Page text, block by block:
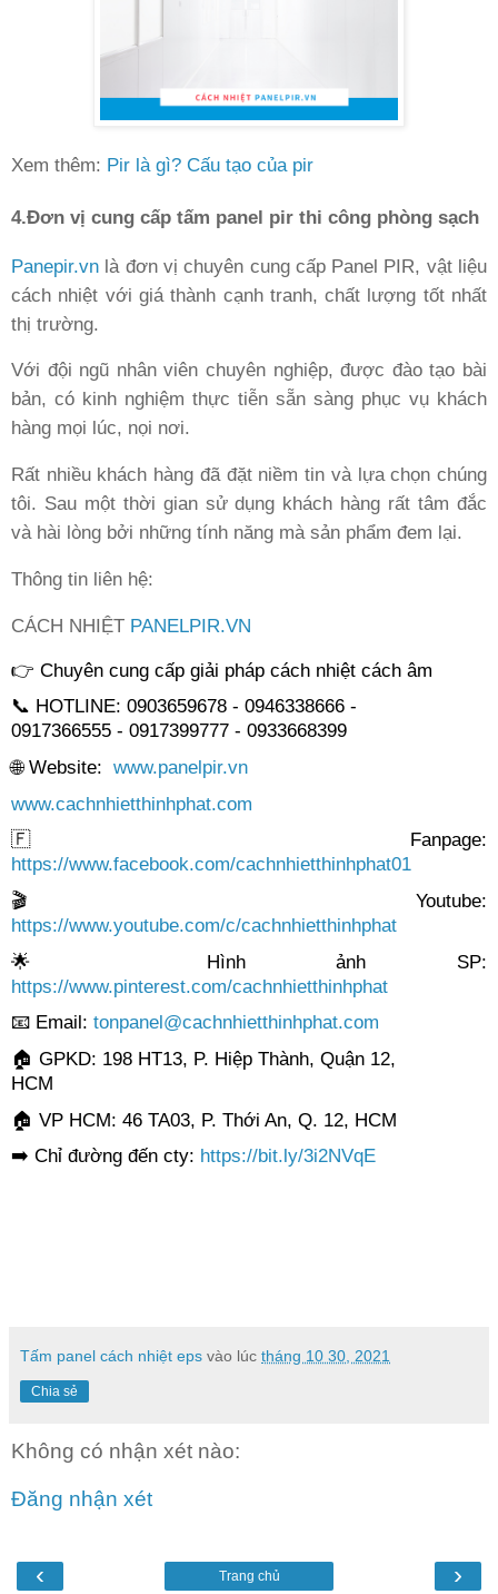
Xem thêm: Pir là gì? Cấu tạo của pir
4.Đơn vị cung cấp tấm panel pir thi công phòng sạch
Panepir.vn là đơn vị chuyên cung cấp Panel PIR, vật liệu
cách nhiệt với giá thành cạnh tranh, chất lượng tốt nhất
thị trường.
Với đội ngũ nhân viên chuyên nghiệp, được đào tạo bài
bản, có kinh nghiệm thực tiễn sẵn sàng phục vụ khách
hàng mọi lúc, nọi nơi.
Rất nhiều khách hàng đã đặt niềm tin và lựa chọn chúng
tôi. Sau một thời gian sử dụng khách hàng rất tâm đắc
và hài lòng bởi những tính năng mà sản phẩm đem lại.
Thông tin liên hệ:
CÁCH NHIỆT PANELPIR.VN
👉 Chuyên cung cấp giải pháp cách nhiệt cách âm
📞 HOTLINE: 0903659678 - 0946338666 -
0917366555 - 0917399777 - 0933668399
🌐 Website: www.panelpir.vn
www.cachnhietthinhphat.com
🇫
https://www.facebook.com/cachnhietthinhphat01
🎬
https://www.youtube.com/c/cachnhietthinhphat
🌟
https://www.pinterest.com/cachnhietthinhphat
📧 Email: tonpanel@cachnhietthinhphat.com
🏠 GPKD: 198 HT13, P. Hiệp Thành, Quận 12,
HCM
🏠 VP HCM: 46 TA03, P. Thới An, Q. 12, HCM
➡ ️ Chỉ đường đến cty: https://bit.ly/3i2NVqE
Tấm panel cách nhiệt eps vào lúc tháng 10 30, 2021
Chia sẻ
Không có nhận xét nào:
Đăng nhận xét
‹ ›
Trang chủ